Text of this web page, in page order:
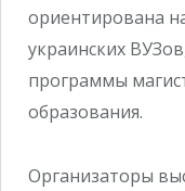
ориентирована
украинских
программы
образования.
Организаторы